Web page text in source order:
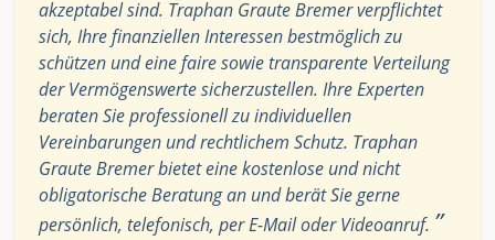
akzeptabel sind. Traphan Graute Bremer verpflichtet
sich, Ihre finanziellen Interessen bestmöglich zu
schützen und eine faire sowie transparente Verteilung
der Vermögenswerte sicherzustellen. Ihre Experten
beraten Sie professionell zu individuellen
Vereinbarungen und rechtlichem Schutz. Traphan
Graute Bremer bietet eine kostenlose und nicht
obligatorische Beratung an und berät Sie gerne
persönlich, telefonisch, per E-Mail oder Videoanruf. ”